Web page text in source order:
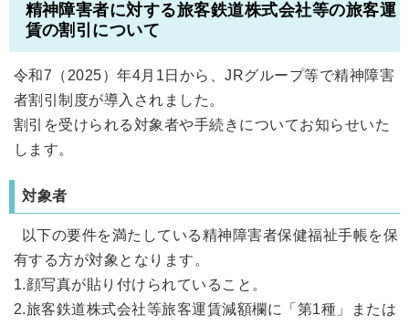
精神障害者に対する旅客鉄道株式会社等の旅客運
賃の割引について
令和7（2025）年4月1日から、JRグループ等で精神障害
者割引制度が導入されました。
割引を受けられる対象者や手続きについてお知らせいた
します。
対象者
以下の要件を満たしている精神障害者保健福祉手帳を保
有する方が対象となります。
1.顔写真が貼り付けられていること。
2.旅客鉄道株式会社等旅客運賃減額欄に「第1種」または